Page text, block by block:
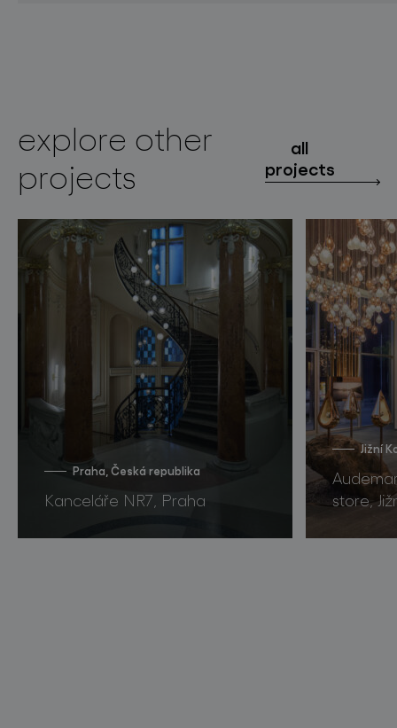
explore other
projects
all
projects
Praha, Česká republika
Kanceláře NR7, Praha
Jižní
store,